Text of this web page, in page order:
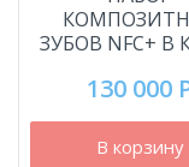
ЗУБОВ NFC+ В
130 000
В корзину